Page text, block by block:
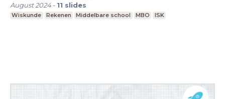
August 2024- 11 slides
Wiskunde Rekenen Middelbare school MBO ISK